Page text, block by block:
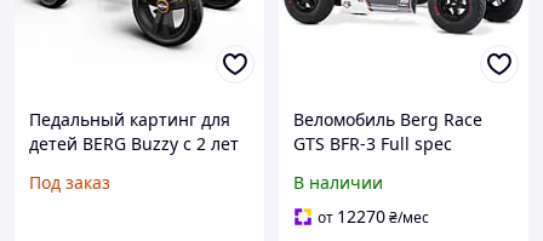
Педальный картинг для
детей BERG Buzzy с 2 лет
Под заказ
Веломобиль Berg Race
GTS BFR-3 Full spec
В наличии
от 12270₴/мес